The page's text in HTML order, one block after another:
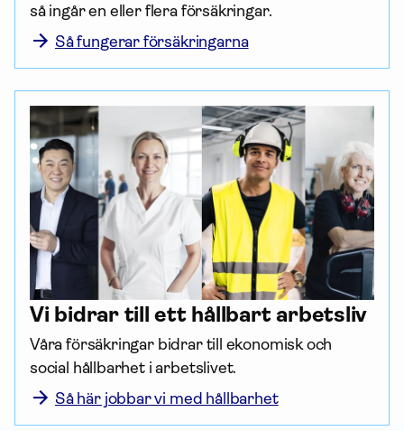
så ingår en eller flera försäk­ringar.
Så fungerar försäkringarna
Vi bidrar till ett hållbart arbetsliv
Våra försäk­ringar bidrar till ekonomisk och
social hållbarhet i arbetslivet.
Så här jobbar vi med hållbarhet